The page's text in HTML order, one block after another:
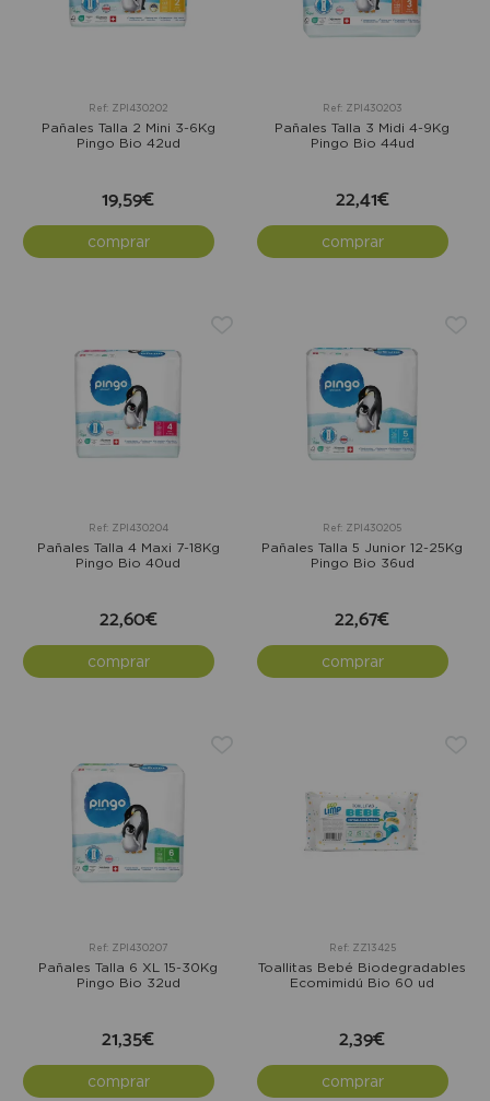
Ref: ZPI430202
Pañales Talla 2 Mini 3-6Kg
Pingo Bio 42ud
19,59€
comprar
Ref: ZPI430203
Pañales Talla 3 Midi 4-9Kg
Pingo Bio 44ud
22,41€
comprar
Ref: ZPI430204
Pañales Talla 4 Maxi 7-18Kg
Pingo Bio 40ud
22,60€
comprar
Ref: ZPI430205
Pañales Talla 5 Junior 12-25Kg
Pingo Bio 36ud
22,67€
comprar
Ref: ZPI430207
Pañales Talla 6 XL 15-30Kg
Pingo Bio 32ud
21,35€
comprar
Ref: ZZ13425
Toallitas Bebé Biodegradables
Ecomimidú Bio 60 ud
2,39€
comprar